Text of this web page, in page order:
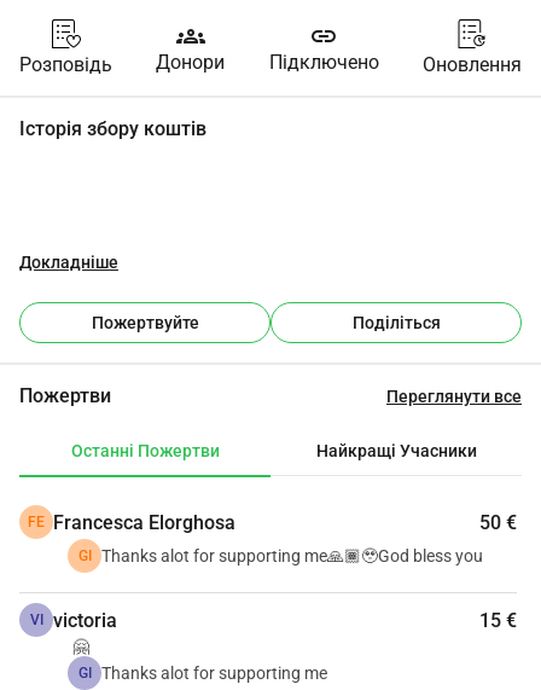
Розповідь
groups
Донори
link
Підключено Оновлення
Історія збору коштів
Докладніше
Пожертвуйте Поділіться
Пожертви Переглянути все
Останні Пожертви Найкращі Учасники
FE Francesca Elorghosa 50 €
GI Thanks alot for supporting me🙏🏾🥹God bless you
VI victoria 15 €
🤗
GI Thanks alot for supporting me